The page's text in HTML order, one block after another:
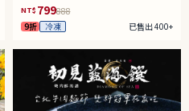
NT$ 799888
9折 冷凍 已售出 400+